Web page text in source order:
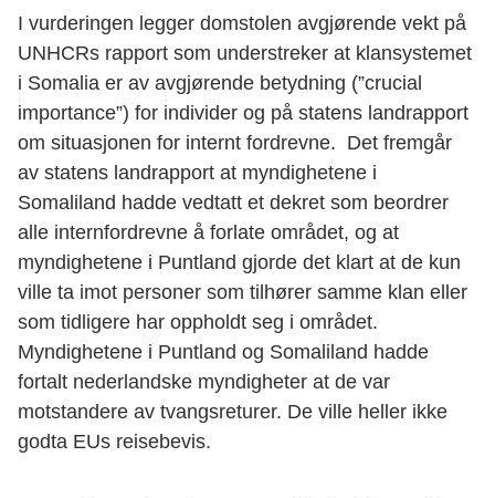
I vurderingen legger domstolen avgjørende vekt på
UNHCRs rapport som understreker at klansystemet
i Somalia er av avgjørende betydning (”crucial
importance”) for individer og på statens landrapport
om situasjonen for internt fordrevne. Det fremgår
av statens landrapport at myndighetene i
Somaliland hadde vedtatt et dekret som beordrer
alle internfordrevne å forlate området, og at
myndighetene i Puntland gjorde det klart at de kun
ville ta imot personer som tilhører samme klan eller
som tidligere har oppholdt seg i området.
Myndighetene i Puntland og Somaliland hadde
fortalt nederlandske myndigheter at de var
motstandere av tvangsreturer. De ville heller ikke
godta EUs reisebevis.